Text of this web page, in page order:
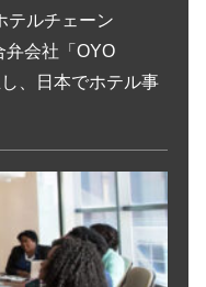
テルチェーン
弁会社「OYO
、日本でホテル事